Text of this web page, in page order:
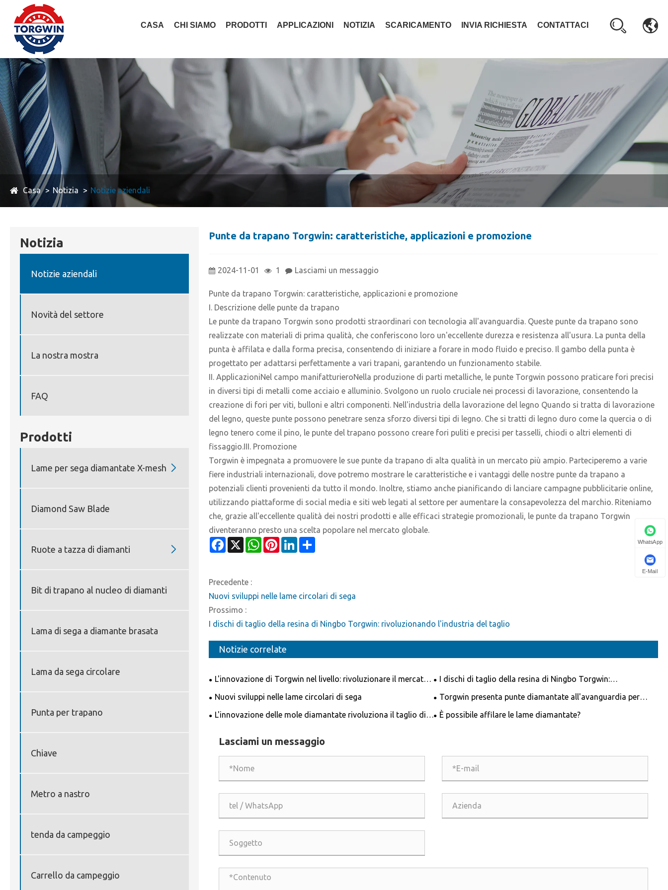
CASA CHI SIAMO PRODOTTI APPLICAZIONI NOTIZIA SCARICAMENTO INVIA RICHIESTA CONTATTACI
Casa Notizia Notizie aziendali
Notizia
Notizie aziendali
Novità del settore
La nostra mostra
FAQ
Prodotti
Lame per sega diamantate X-mesh 
Diamond Saw Blade
Ruote a tazza di diamanti 
Bit di trapano al nucleo di diamanti
Lama di sega a diamante brasata
Lama da sega circolare
Punta per trapano
Chiave
Metro a nastro
tenda da campeggio
Carrello da campeggio
Punte da trapano Torgwin: caratteristiche, applicazioni e promozione
2024-11-01 1 Lasciami un messaggio
Punte da trapano Torgwin: caratteristiche, applicazioni e promozione
I. Descrizione delle punte da trapano
Le punte da trapano Torgwin sono prodotti straordinari con tecnologia all'avanguardia. Queste punte da trapano sono
realizzate con materiali di prima qualità, che conferiscono loro un'eccellente durezza e resistenza all'usura. La punta della
punta è affilata e dalla forma precisa, consentendo di iniziare a forare in modo fluido e preciso. Il gambo della punta è
progettato per adattarsi perfettamente a vari trapani, garantendo un funzionamento stabile.
II. ApplicazioniNel campo manifatturieroNella produzione di parti metalliche, le punte Torgwin possono praticare fori precisi
in diversi tipi di metalli come acciaio e alluminio. Svolgono un ruolo cruciale nei processi di lavorazione, consentendo la
creazione di fori per viti, bulloni e altri componenti. Nell'industria della lavorazione del legno Quando si tratta di lavorazione
del legno, queste punte possono penetrare senza sforzo diversi tipi di legno. Che si tratti di legno duro come la quercia o di
legno tenero come il pino, le punte del trapano possono creare fori puliti e precisi per tasselli, chiodi o altri elementi di
fissaggio.III. Promozione
Torgwin è impegnata a promuovere le sue punte da trapano di alta qualità in un mercato più ampio. Parteciperemo a varie
fiere industriali internazionali, dove potremo mostrare le caratteristiche e i vantaggi delle nostre punte da trapano a
potenziali clienti provenienti da tutto il mondo. Inoltre, stiamo anche pianificando di lanciare campagne pubblicitarie online,
utilizzando piattaforme di social media e siti web legati al settore per aumentare la consapevolezza del marchio. Riteniamo
che, grazie all'eccellente qualità dei nostri prodotti e alle efficaci strategie promozionali, le punte da trapano Torgwin
diventeranno presto una scelta popolare nel mercato globale.
Facebook
X WhatsAppPinterestLinkedIn
Precedente :
Nuovi sviluppi nelle lame circolari di sega
Prossimo :
I dischi di taglio della resina di Ningbo Torgwin: rivoluzionando l'industria del taglio
Notizie correlate
L'innovazione di Torgwin nel livello: rivoluzionare il mercato
degli strumenti di misura
I dischi di taglio della resina di Ningbo Torgwin:
rivoluzionando l'industria del taglio
Nuovi sviluppi nelle lame circolari di sega
Torgwin presenta punte diamantate all'avanguardia per
soluzioni di foratura senza eguali
L'innovazione delle mole diamantate rivoluziona il taglio di
È possibile affilare le lame diamantate?
Lasciami un messaggio
WhatsApp
E-Mail